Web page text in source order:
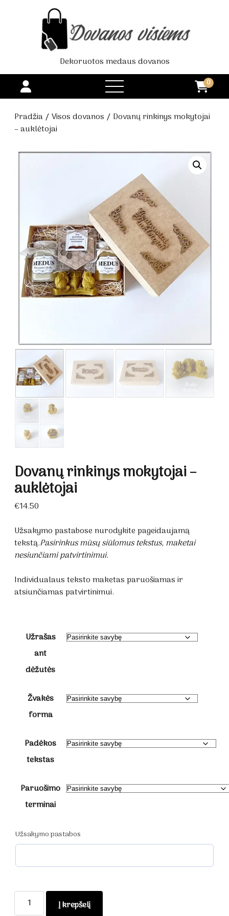
Dekoruotos medaus dovanos
open
menu
0
Pradžia/Visos dovanos / Dovanų rinkinys mokytojai
– auklėtojai
Dovanų rinkinys mokytojai –
auklėtojai
€14.50
Užsakymo pastabose nurodykite pageidaujamą
tekstą.Pasirinkus mūsų siūlomus tekstus, maketai
nesiunčiami patvirtinimui.
Individualaus teksto maketas paruošiamas ir
atsiunčiamas patvirtinimui.
Užrašas
ant
dėžutės
Žvakės
forma
Padėkos
tekstas
Paruošimo
terminai
Užsakymo pastabos
produkto
kiekis:
Į krepšelį